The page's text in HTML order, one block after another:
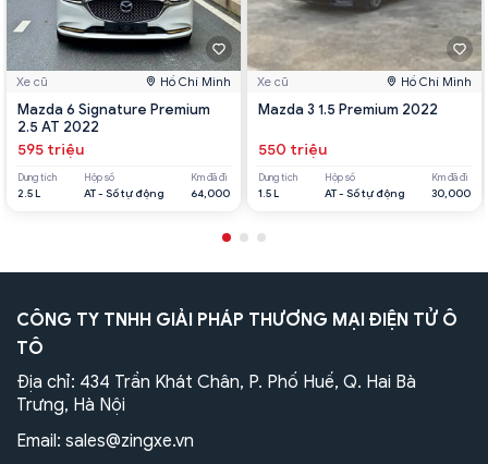
Xe cũ Hồ Chí Minh
Mazda 6 Signature Premium
2.5 AT 2022
595 triệu
Dung tích
2.5 L
Hộp số
AT - Số tự động
Km đã đi
64,000
Xe cũ Hồ Chí Minh
Mazda 3 1.5 Premium 2022
550 triệu
Dung tích
1.5 L
Hộp số
AT - Số tự động
Km đã đi
30,000
CÔNG TY TNHH GIẢI PHÁP THƯƠNG MẠI ĐIỆN TỬ Ô
TÔ
Địa chỉ: 434 Trần Khát Chân, P. Phố Huế, Q. Hai Bà
Trưng, Hà Nội
Email: sales@zingxe.vn